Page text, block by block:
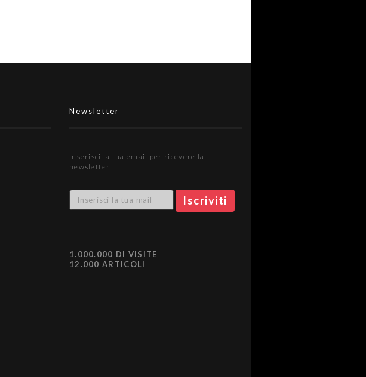
Newsletter
Inserisci la tua email per ricevere la
newsletter
1.000.000 DI VISITE
12.000 ARTICOLI